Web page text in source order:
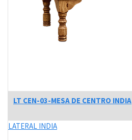
LT CEN-03-MESA DE CENTRO INDIA
LATERAL INDIA